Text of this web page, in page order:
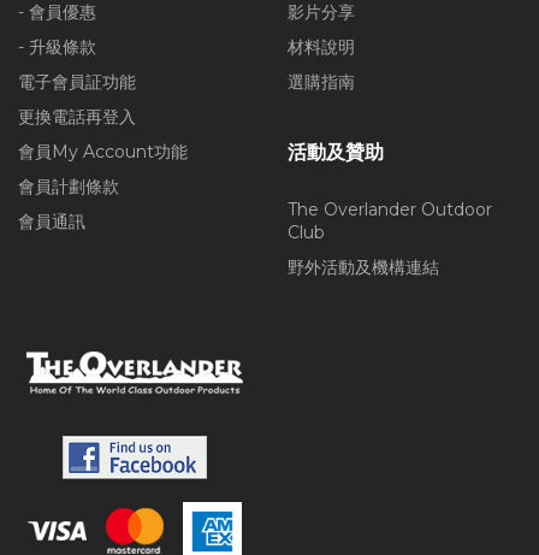
- 會員優惠
- 升級條款
電子會員証功能
更換電話再登入
會員My Account功能
會員計劃條款
會員通訊
影片分享
材料說明
選購指南
活動及贊助
The Overlander Outdoor
Club
野外活動及機構連結